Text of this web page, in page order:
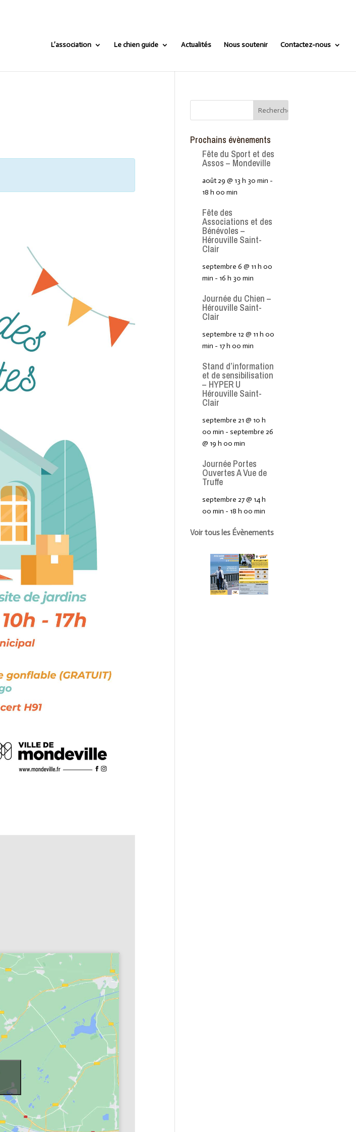
L’association Le chien guide Actualités Nous soutenir Contactez-nous
Prochains évènements
Fête du Sport et des
Assos – Mondeville
août 29 @ 13 h 30 min -
18 h 00 min
Fête des
Associations et des
Bénévoles –
Hérouville Saint-
Clair
septembre 6 @ 11 h 00
min - 16 h 30 min
Journée du Chien –
Hérouville Saint-
Clair
septembre 12 @ 11 h 00
min - 17 h 00 min
Stand d’information
et de sensibilisation
– HYPER U
Hérouville Saint-
Clair
septembre 21 @ 10 h
00 min -septembre 26
@ 19 h 00 min
Journée Portes
Ouvertes A Vue de
Truffe
septembre 27 @ 14 h
00 min - 18 h 00 min
Voir tous les Évènements